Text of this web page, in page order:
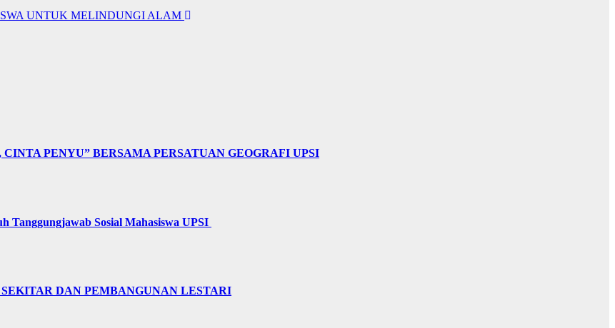
UNTUK MELINDUNGI ALAM
PENYU” BERSAMA PERSATUAN GEOGRAFI UPSI
Tanggungjawab Sosial Mahasiswa UPSI
DAN PEMBANGUNAN LESTARI